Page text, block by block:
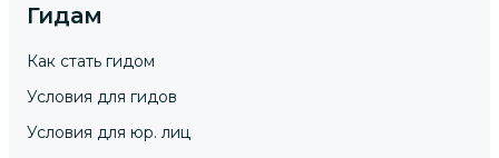
Гидам
Как стать гидом
Условия для гидов
Условия для юр. лиц